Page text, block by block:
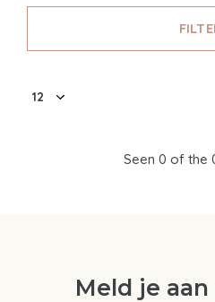
Seen 0 of the
Meld je